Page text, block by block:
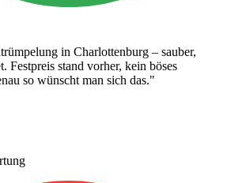
in Charlottenburg – sauber,
Festpreis stand vorher, kein böses
so wünscht man sich das."